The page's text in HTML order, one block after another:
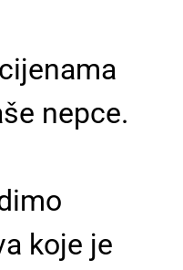
nepce.
koje je